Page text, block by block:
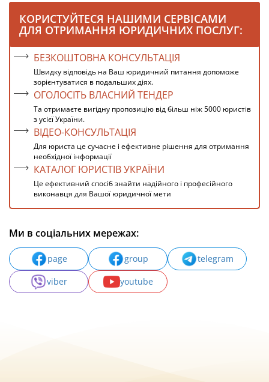
КОРИСТУЙТЕСЯ НАШИМИ СЕРВІСАМИ
ДЛЯ ОТРИМАННЯ ЮРИДИЧНИХ ПОСЛУГ:
БЕЗКОШТОВНА КОНСУЛЬТАЦІЯ
Швидку відповідь на Ваш юридичний питання допоможе
зорієнтуватися в подальших діях.
ОГОЛОСІТЬ ВЛАСНИЙ ТЕНДЕР
Та отримаєте вигідну пропозицію від більш ніж 5000 юристів
з усієї України.
ВІДЕО-КОНСУЛЬТАЦІЯ
Для юриста це сучасне і ефективне рішення для отримання
необхідної інформації
КАТАЛОГ ЮРИСТІВ УКРАЇНИ
Це ефективний спосіб знайти надійного і професійного
виконавця для Вашої юридичної мети
Ми в соціальних мережах:
page group
telegram
viber
youtube